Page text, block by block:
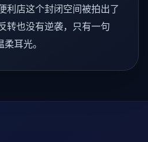
利店这个封闭空间被拍出了
转也没有逆袭，只有一句
耳光。